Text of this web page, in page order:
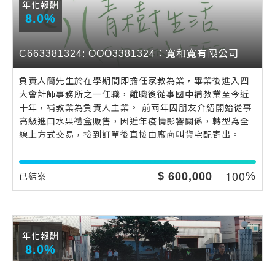
C663381324: OOO3381324：寬和寬有限公司
年化報酬
8.0%
負責人簡先生於在學期間即擔任家教為業，畢業後進入四
大會計師事務所之一任職，離職後從事國中補教業至今近
十年，補教業為負責人主業。 前兩年因朋友介紹開始從事
高級進口水果禮盒販售，因近年疫情影響關係，轉型為全
線上方式交易，接到訂單後直接由廠商叫貨宅配寄出。
已結案 $ 600,000 100%
年化報酬
8.0%